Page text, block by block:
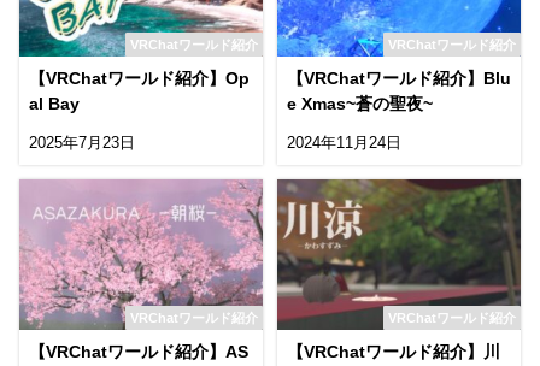
VRChatワールド紹介
【VRChatワールド紹介】Op
al Bay
2025年7月23日
VRChatワールド紹介
【VRChatワールド紹介】Blu
e Xmas~蒼の聖夜~
2024年11月24日
VRChatワールド紹介
【VRChatワールド紹介】AS
VRChatワールド紹介
【VRChatワールド紹介】川